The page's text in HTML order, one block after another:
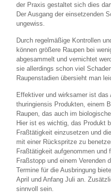
der Praxis gestaltet sich dies
Der Ausgang der einsetzenden
ungewiss.
Durch regelmäßige Kontrollen
können größere Raupen bei
abgesammelt und vernichtet
sie allerdings schon viel
Raupenstadien übersieht man
Effektiver und wirksamer ist das
thuringiensis Produkten, einem
Raupen, das auch im
Hier ist es wichtig, das Produkt
Fraßtätigkeit einzusetzen und
mit einer Rückspritze zu
Fraßtätigkeit aufgenommen und
Fraßstopp und einem Verenden
Termine für die Ausbringung
April und Anfang Juli an.
sinnvoll sein.